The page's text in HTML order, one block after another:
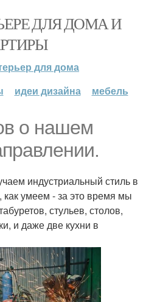
ДЛЯ ДОМА И
для дома
идеи дизайна мебель
о нашем
индустриальный стиль в
умеем - за это время мы
стульев, столов,
и даже две кухни в